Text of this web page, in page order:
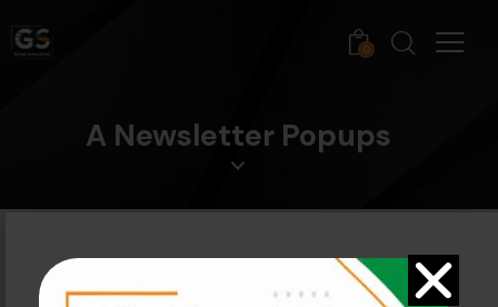
0
A Newsletter Popups
Default